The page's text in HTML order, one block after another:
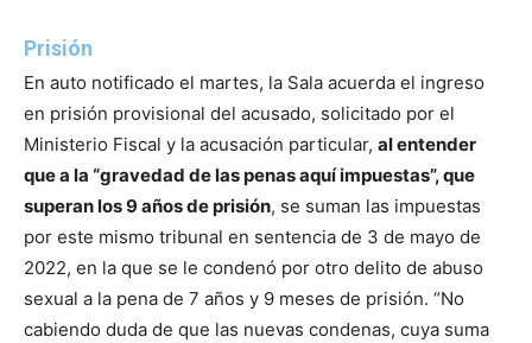
Prisión
En auto notificado el martes, la Sala acuerda el ingreso
en prisión provisional del acusado, solicitado por el
Ministerio Fiscal y la acusación particular, al entender
que a la “gravedad de las penas aquí impuestas”, que
superan los 9 años de prisión, se suman las impuestas
por este mismo tribunal en sentencia de 3 de mayo de
2022, en la que se le condenó por otro delito de abuso
sexual a la pena de 7 años y 9 meses de prisión. “No
cabiendo duda de que las nuevas condenas, cuya suma